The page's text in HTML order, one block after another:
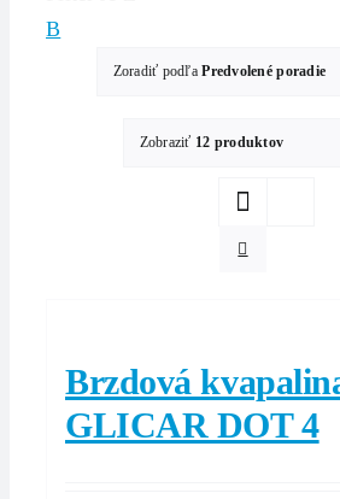
B
Zoradiť podľaPredvolené poradie
Zobraziť 12 produktov
Brzdová
GLICAR DOT 4